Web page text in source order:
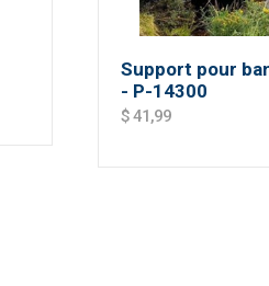
Support pour
- P-14300
$ 41,99